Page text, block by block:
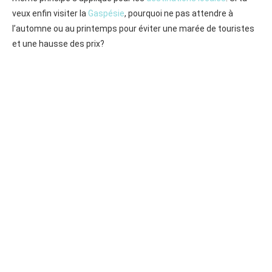
veux enfin visiter laGaspésie, pourquoi ne pas attendre à
l’automne ou au printemps pour éviter une marée de touristes
et une hausse des prix?